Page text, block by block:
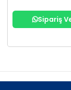
Sipariş